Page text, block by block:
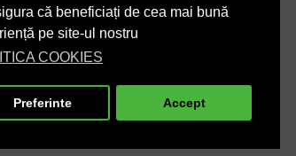
că beneficiați de cea mai bună
pe site-ul nostru
COOKIES
Preferinte Accept